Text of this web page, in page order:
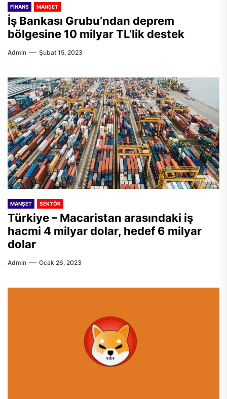
FINANS MANŞET
İş Bankası Grubu’ndan deprem
bölgesine 10 milyar TL’lik destek
Admin Şubat 15, 2023
MANŞET SEKTÖR
Türkiye – Macaristan arasındaki iş
hacmi 4 milyar dolar, hedef 6 milyar
dolar
Admin Ocak 26, 2023